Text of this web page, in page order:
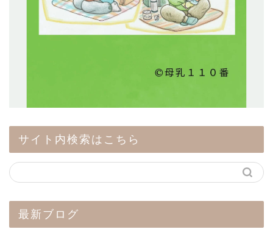
サイト内検索はこちら
最新ブログ